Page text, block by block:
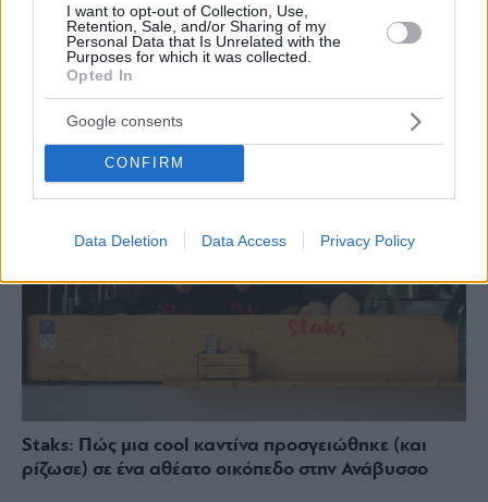
I want to opt-out of Collection, Use,
Retention, Sale, and/or Sharing of my
Personal Data that Is Unrelated with the
Purposes for which it was collected.
Opted In
Google consents
CONFIRM
Data Deletion Data Access Privacy Policy
ΔΙΑΒΑΣΤΕ ΑΚΟΜΑ
Staks: Πώς μια cool καντίνα προσγειώθηκε (και
ρίζωσε) σε ένα αθέατο οικόπεδο στην Ανάβυσσο